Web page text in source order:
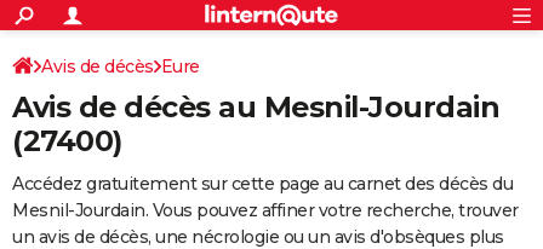
ACTUALITÉS
Politique
Société
Faits Divers
Education
Monde
Villes
+
SPORT
Coupe du monde 2026
Football
Tennis
Cyclisme
Rugby
Forum
FINANCE
Retraite
Impôts
Epargne
Immobilier
Risques naturels par ville
Banque
Assurance
Crédit
Avis de décès Eure
Avis de décès au Mesnil-Jourdain
(27400)
Accédez gratuitement sur cette page au carnet des décès du
Mesnil-Jourdain. Vous pouvez affiner votre recherche, trouver
un avis de décès, une nécrologie ou un avis d'obsèques plus